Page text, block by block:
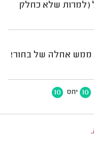
(למרות שלא כחלק
ממש אחלה של בחור!
10 יחס 10